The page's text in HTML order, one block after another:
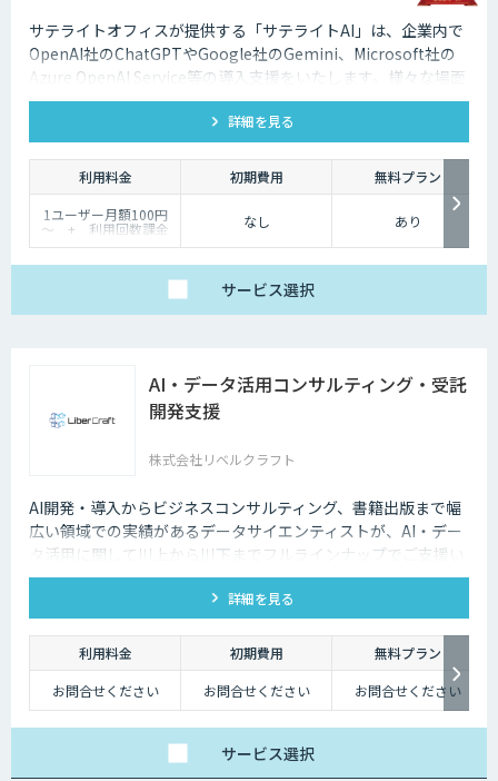
サテライトオフィスが提供する「サテライトAI」は、企業内で
OpenAI社のChatGPTやGoogle社のGemini、Microsoft社の
Azure OpenAI Service等の導入支援をいたします。様々な場面
で生成AIを活用して企業の業務改善をサポートいたします。法
人向けの生成AIの導入はサテライトオフィスにご相談くださ
い。
詳細を見る
利用料金 初期費用
無料プラン
1ユーザー月額100円
～ + 利用回数課金 なし あり
サービス選択
AI・データ活用コンサルティング・受託
開発支援
株式会社リベルクラフト
AI開発・導入からビジネスコンサルティング、書籍出版まで幅
広い領域での実績があるデータサイエンティストが、AI・デー
タ活用に関して川上から川下までフルラインナップでご支援い
たします。
詳細を見る
利用料金 初期費用
無料プラン
お問合せください
お問合せください お問合せください
サービス選択